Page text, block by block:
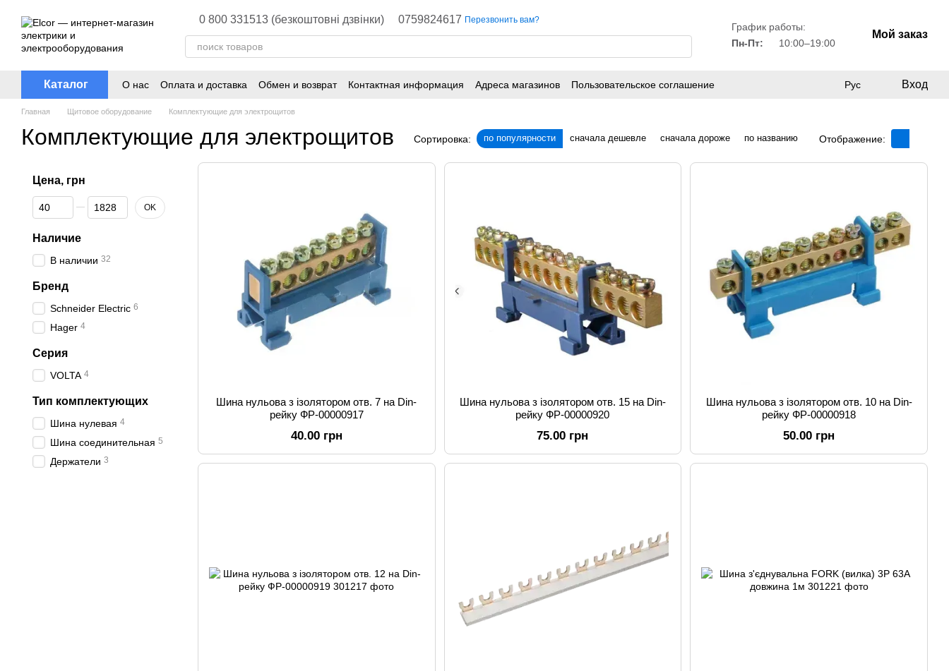
0 800 331513 (безкоштовні дзвінки) 0759824617 Перезвонить вам?
График работы:
Пн-Пт:
10:00–19:00
Мой заказ
Каталог О нас Оплата и доставка Обмен и возврат Контактная информация Адреса магазинов Пользовательское соглашение Рус Вход
Главная Щитовое оборудование Комплектующие для электрощитов
Комплектующие для электрощитов Сортировка: по популярности сначала дешевле сначала дороже по названию Отображение:
Шина нульова з ізолятором отв. 7 на Din-
рейку ФР-00000917
40.00 грн
Шина нульова з ізолятором отв. 15 на Din-
рейку ФР-00000920
75.00 грн
Шина нульова з ізолятором отв. 10 на Din-
рейку ФР-00000918
50.00 грн
Цена, грн
От Цена, грн
До Цена, грн OK
Наличие
В наличии 32
Бренд
Schneider Electric 6
Hager 4
Серия
VOLTA 4
Тип комплектующих
Шина нулевая 4
Шина соединительная 5
Держатели 3